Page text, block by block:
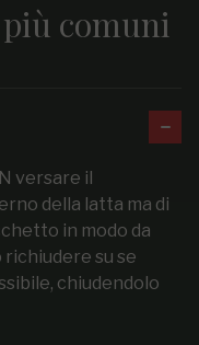
comuni
versare il
della latta ma di
in modo da
su se
chiudendolo